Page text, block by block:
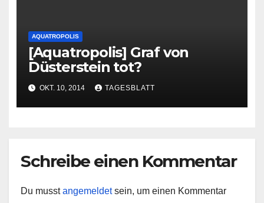
AQUATROPOLIS
[Aquatropolis] Graf von
Düsterstein tot?
OKT. 10, 2014 TAGESBLATT
Schreibe einen Kommentar
Du musstangemeldetsein, um einen Kommentar